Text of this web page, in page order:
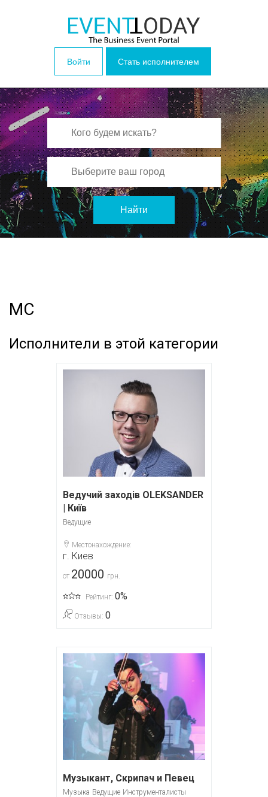
Войти Стать исполнителем
Найти
MC
Исполнители в этой категории
Ведучий заходів OLEKSANDER
| Київ
Ведущие
Местонахождение:
г. Киев
от 20000 грн.
Рейтинг: 0%
Отзывы: 0
Музыкант, Скрипач и Певец
Музыка Ведущие Инструменталисты